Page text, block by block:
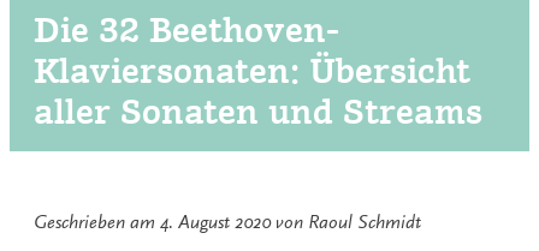
Die 32 Beethoven-
Klaviersonaten: Übersicht
aller Sonaten und Streams
Geschrieben am 4. August 2020von Raoul Schmidt